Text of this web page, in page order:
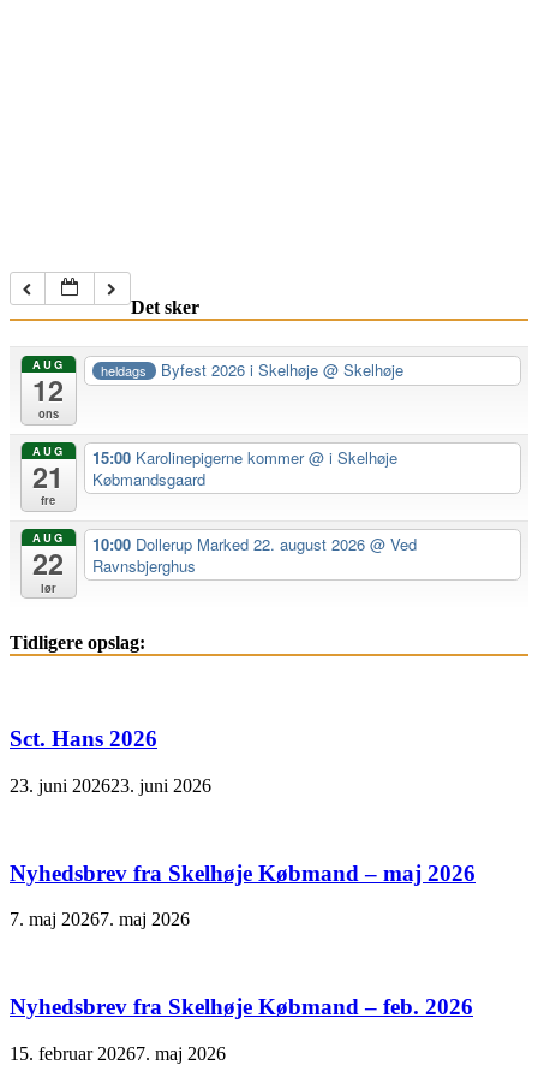
Det sker
AUG
12
ons
heldags Byfest 2026 i Skelhøje@ Skelhøje
AUG
21
fre
15:00 Karolinepigerne kommer@ i Skelhøje
Købmandsgaard
AUG
22
lør
10:00 Dollerup Marked 22. august 2026 @ Ved
Ravnsbjerghus
Tidligere opslag:
Sct. Hans 2026
23. juni 202623. juni 2026
Nyhedsbrev fra Skelhøje Købmand – maj 2026
7. maj 20267. maj 2026
Nyhedsbrev fra Skelhøje Købmand – feb. 2026
15. februar 20267. maj 2026